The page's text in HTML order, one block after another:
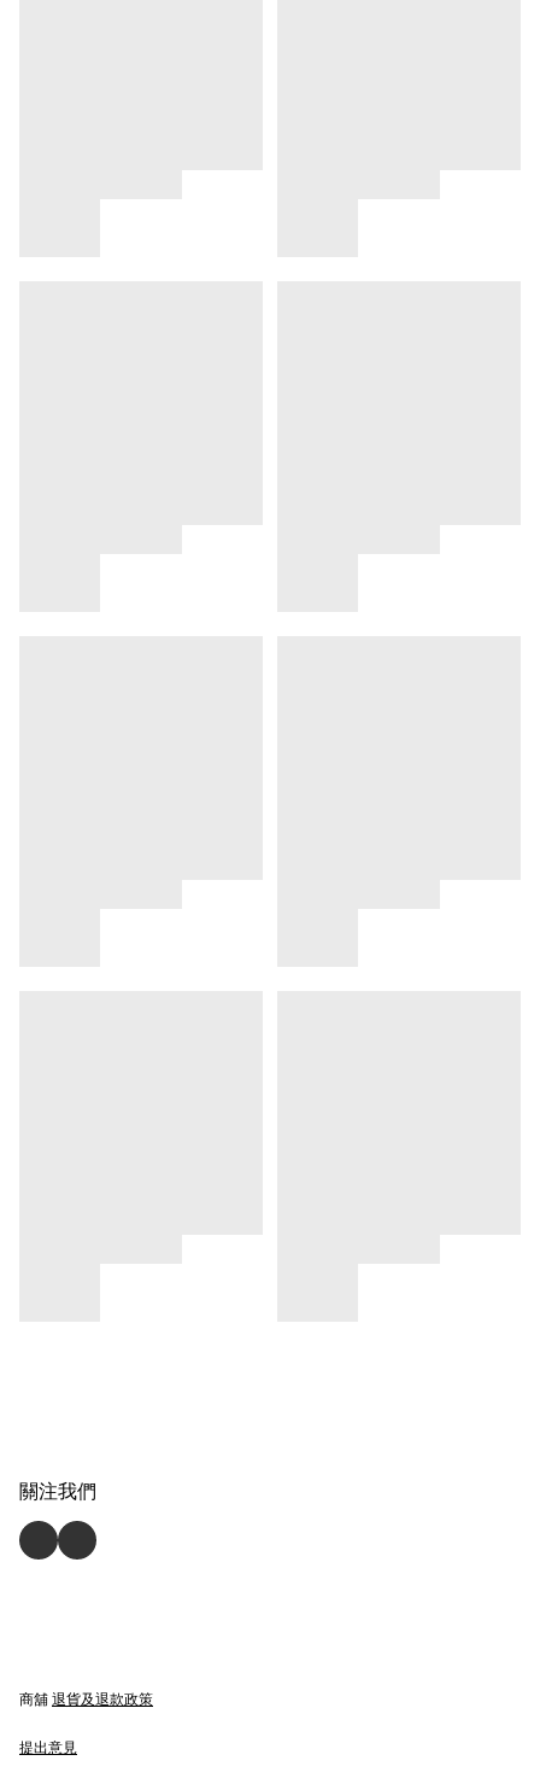
關注我們
商舖 退貨及退款政策
提出意見